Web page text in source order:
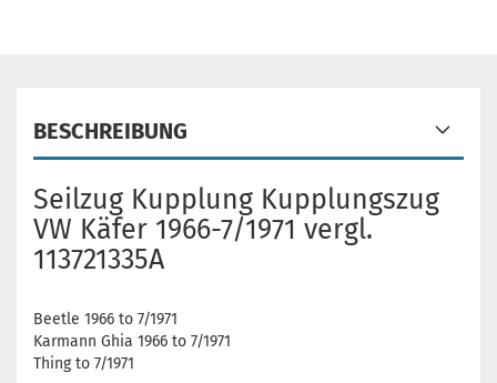
BESCHREIBUNG
Seilzug Kupplung Kupplungszug
VW Käfer 1966-7/1971 vergl.
113721335A
Beetle 1966 to 7/1971
Karmann Ghia 1966 to 7/1971
Thing to 7/1971